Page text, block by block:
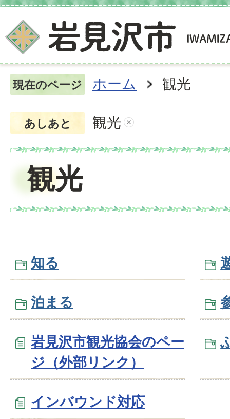
現在のページ ホーム 観光
あしあと 観光
観光
知る
泊まる
岩見沢市観光協会のペー
ジ（外部リンク）
インバウンド対応